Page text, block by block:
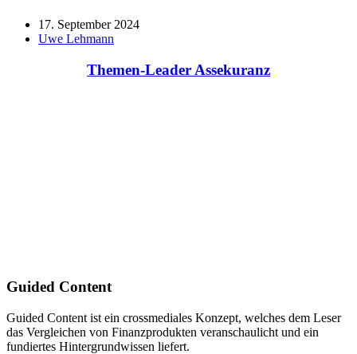
17. September 2024
Uwe Lehmann
Themen-Leader Assekuranz
Guided Content
Guided Content ist ein crossmediales Konzept, welches dem Leser
das Vergleichen von Finanzprodukten veranschaulicht und ein
fundiertes Hintergrundwissen liefert.